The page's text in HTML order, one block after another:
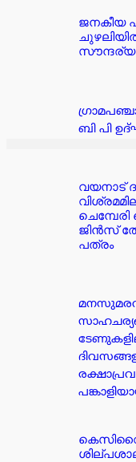
ജനകീയ
ബി പി
വയനാട്
ചെമ്പേരി
ജിൻസ്
പത്രം